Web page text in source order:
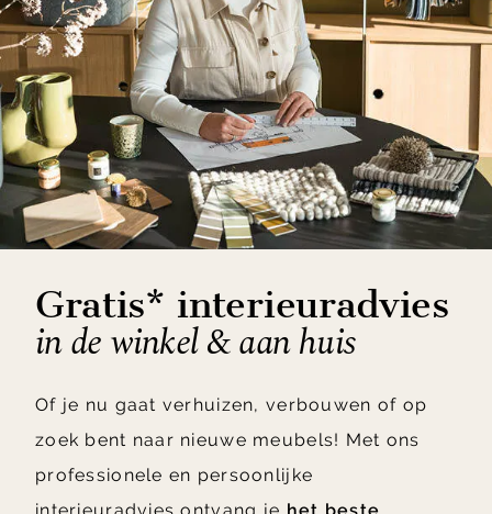
Gratis* interieuradvies
in de winkel & aan huis
Of je nu gaat verhuizen, verbouwen of op
zoek bent naar nieuwe meubels! Met ons
professionele en persoonlijke